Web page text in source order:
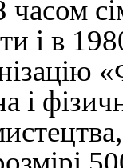
часом
і в
і